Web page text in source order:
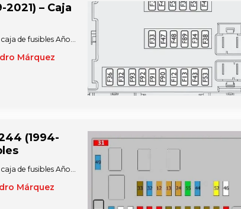
– Caja
Márquez
de fusibles Año…
(1994-
Márquez
de fusibles Año…